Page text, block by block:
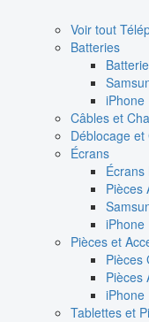
Voir tout
Batteries
iPhone
Câbles et
Déblocage et
Écrans
Écrans
Pièces
iPhone
Pièces et
Pièces
Pièces
iPhone
Tablettes et